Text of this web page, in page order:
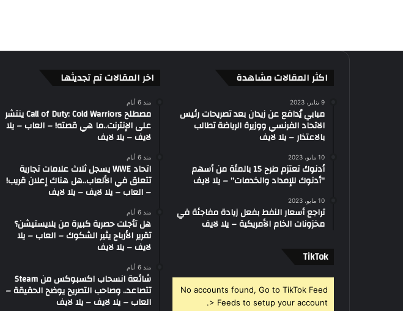
اكثر المقالات مشاهدة
9 يناير، 2023
مبابي يُدافع عن زيدان بعد تصريحات رئيس
الاتحاد الفرنسي ووزيرة الرياضة تطالب
بالاعتذار – يلا لايف
10 مايو، 2023
أدنوك تعتزم طرح 15 بالمئة من أسهم
“أدنوك للإمداد والخدمات” – يلا لايف
10 مايو، 2023
تراجع أسعار النفط بفعل زيادة مفاجئة في
مخزونات الخام الأمريكية – يلا لايف
‫TikTok
No accounts found, Go to TikTok Feed
> Feeds to setup your account.
اخر المقالات تم تجديثها
منذ 6 أيام
مصطلح Call of Duty: Cold Warriors ينتشر
على الإنترنت..ما هي قصته! – العاب – يلا
لايف – يلا لايف
منذ 6 أيام
اتحاد WWE يسجل ثلاث علامات تجارية
تتعلق في الألعاب..هل هناك إعلان قريب!
– العاب – يلا لايف – يلا لايف
منذ 6 أيام
هل تأجلت حصرية كبيرة من بلايستيشن؟
تقرير الأرباح يثير الشكوك – العاب – يلا
لايف – يلا لايف
منذ 6 أيام
شائعة انسحاب اكسبوكس من Steam
تتصاعد.. وصاحب التصريح يوضح الحقيقة –
العاب – يلا لايف – يلا لايف